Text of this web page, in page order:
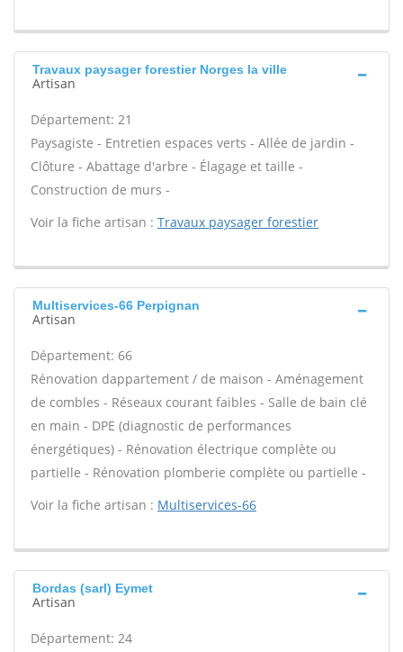
Travaux paysager forestier Norges la ville
Artisan
Département: 21
Paysagiste - Entretien espaces verts - Allée de jardin -
Clôture - Abattage d'arbre - Élagage et taille -
Construction de murs -
Voir la fiche artisan : Travaux paysager forestier
Multiservices-66 Perpignan
Artisan
Département: 66
Rénovation dappartement / de maison - Aménagement
de combles - Réseaux courant faibles - Salle de bain clé
en main - DPE (diagnostic de performances
énergétiques) - Rénovation électrique complète ou
partielle - Rénovation plomberie complète ou partielle -
Voir la fiche artisan : Multiservices-66
Bordas (sarl) Eymet
Artisan
Département: 24